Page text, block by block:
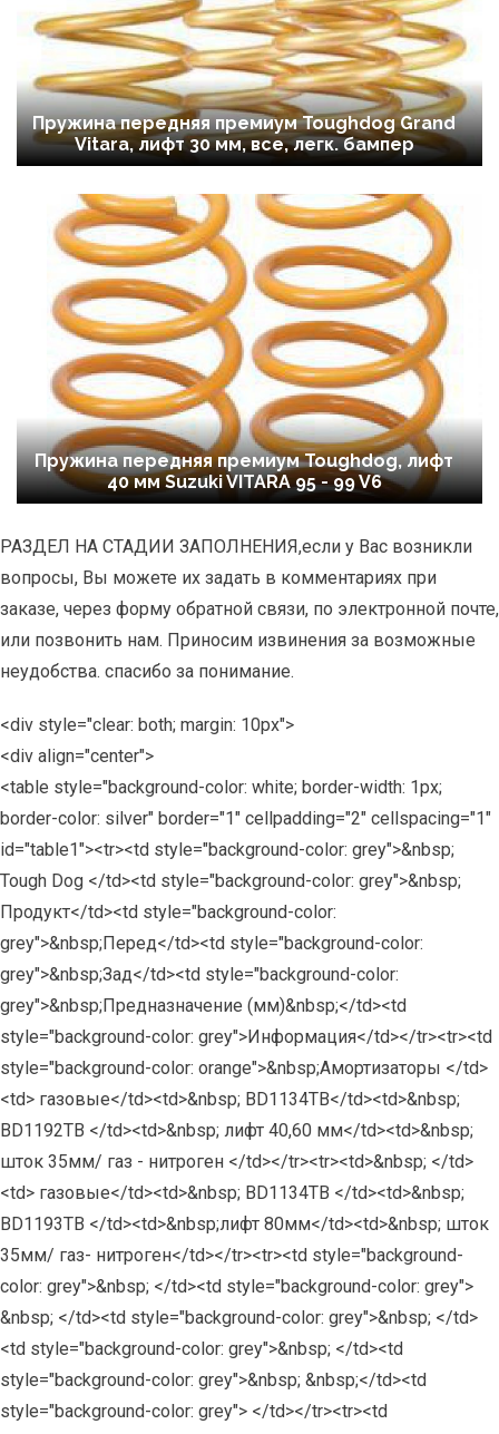
Пружина передняя премиум Toughdog Grand
Vitara, лифт 30 мм, все, легк. бампер
Пружина передняя премиум Toughdog, лифт
40 мм Suzuki VITARA 95 - 99 V6
РАЗДЕЛ НА СТАДИИ ЗАПОЛНЕНИЯ,если у Вас возникли
вопросы, Вы можете их задать в комментариях при
заказе, через форму обратной связи, по электронной почте,
или позвонить нам. Приносим извинения за возможные
неудобства. спасибо за понимание.
<div style="clear: both; margin: 10px">
<div align="center">
<table style="background-color: white; border-width: 1px;
border-color: silver" border="1" cellpadding="2" cellspacing="1"
id="table1"><tr><td style="background-color: grey">&nbsp;
Tough Dog </td><td style="background-color: grey">&nbsp;
Продукт</td><td style="background-color:
grey">&nbsp;Перед</td><td style="background-color:
grey">&nbsp;Зад</td><td style="background-color:
grey">&nbsp;Предназначение (мм)&nbsp;</td><td
style="background-color: grey">Информация</td></tr><tr><td
style="background-color: orange">&nbsp;Амортизаторы </td>
<td> газовые</td><td>&nbsp; BD1134TB</td><td>&nbsp;
BD1192TB </td><td>&nbsp; лифт 40,60 мм</td><td>&nbsp;
шток 35мм/ газ - нитроген </td></tr><tr><td>&nbsp; </td>
<td> газовые</td><td>&nbsp; BD1134TB </td><td>&nbsp;
BD1193TB </td><td>&nbsp;лифт 80мм</td><td>&nbsp; шток
35мм/ газ- нитроген</td></tr><tr><td style="background-
color: grey">&nbsp; </td><td style="background-color: grey">
&nbsp; </td><td style="background-color: grey">&nbsp; </td>
<td style="background-color: grey">&nbsp; </td><td
style="background-color: grey">&nbsp; &nbsp;</td><td
style="background-color: grey"> </td></tr><tr><td